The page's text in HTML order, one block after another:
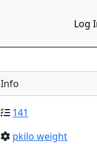
Log
Info
141
pkilo weight